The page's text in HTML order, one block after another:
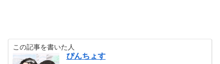
この記事を書いた人
ぴんちょす